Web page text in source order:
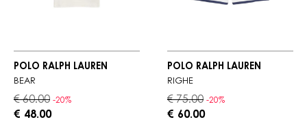
POLO RALPH LAUREN
BEAR
€ 60.00 -20%
€ 48.00
POLO RALPH LAUREN
RIGHE
€ 75.00 -20%
€ 60.00